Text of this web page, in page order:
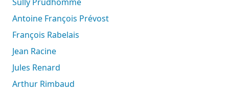
Antoine François Prévost
François Rabelais
Jean Racine
Jules Renard
Arthur Rimbaud